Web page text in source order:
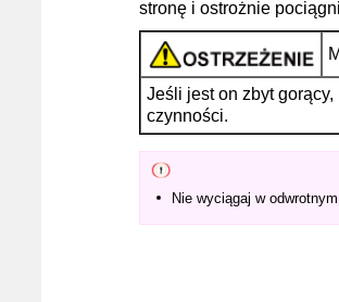
stronę i ostrożnie
Jeśli jest on zbyt
czynności.
Nie wyciągaj w